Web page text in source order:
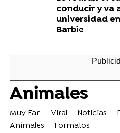
conducir y va
universidad
Barbie
Animales
Muy Fan Viral Noticias
Animales
Formatos